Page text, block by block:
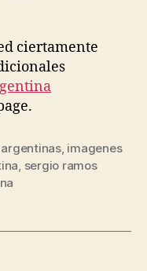
ciertamente
, imagenes
sergio ramos